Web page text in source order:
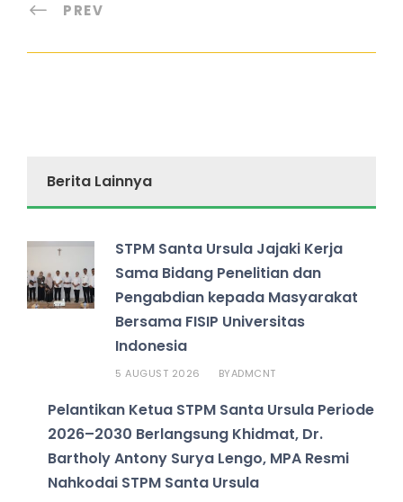
PREV
Berita Lainnya
STPM Santa Ursula Jajaki Kerja
Sama Bidang Penelitian dan
Pengabdian kepada Masyarakat
Bersama FISIP Universitas
Indonesia
5 AUGUST 2026 BYADMCNT
Pelantikan Ketua STPM Santa Ursula Periode
2026–2030 Berlangsung Khidmat, Dr.
Bartholy Antony Surya Lengo, MPA Resmi
Nahkodai STPM Santa Ursula